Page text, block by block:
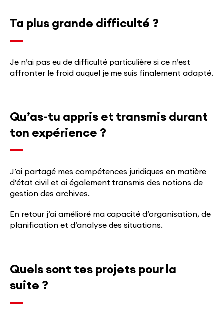
Ta plus grande difficulté ?
Je n’ai pas eu de difficulté particulière si ce n’est
affronter le froid auquel je me suis finalement adapté.
Qu’as-tu appris et transmis durant
ton expérience ?
J’ai partagé mes compétences juridiques en matière
d’état civil et ai également transmis des notions de
gestion des archives.
En retour j’ai amélioré ma capacité d’organisation, de
planification et d’analyse des situations.
Quels sont tes projets pour la
suite ?